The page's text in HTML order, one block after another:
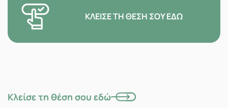
ΚΛΕΊΣΕ ΤΗ ΘΈΣΗ ΣΟΥ ΕΔΏ
Κλείσε τη θέση σου εδώ